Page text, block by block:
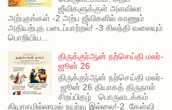
ஜீவிகளுக்குள் அளவிலா
அற்புதங்கள் -2 அற்ப ஜீவிகளில் காணும்
அதியற்புத படைப்பாற்றல்! -3 சிலந்தி வலையும்
பொறியிய...
திருக்குர்ஆன் நற்செய்தி மலர்-
ஜூன் 26
திருக்குர்ஆன் நற்செய்தி மலர்-
ஜூன் 26 தியாகத் திருநாள்
சிறப்பிதழ் பொருளடக்கம்
தியாகமில்லாமல் உயர்வு இல்லை!-2 கேள்வி